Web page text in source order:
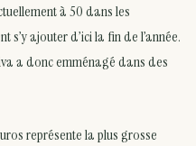
à 50 dans les
ajouter d’ici la fin de l’année.
a donc emménagé dans des
représente la plus grosse